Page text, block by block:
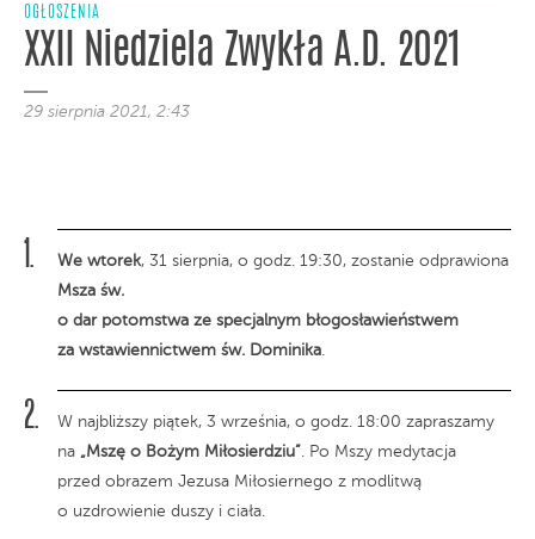
OGŁOSZENIA
XXII Niedziela Zwykła A.D. 2021
29 sierpnia 2021, 2:43
We wtorek, 31 sierpnia, o godz. 19:30, zostanie odprawiona
Msza św.
o dar potomstwa ze specjalnym błogosławieństwem
za wstawiennictwem św. Dominika.
W najbliższy piątek, 3 września, o godz. 18:00 zapraszamy
na „Mszę o Bożym Miłosierdziu”. Po Mszy medytacja
przed obrazem Jezusa Miłosiernego z modlitwą
o uzdrowienie duszy i ciała.